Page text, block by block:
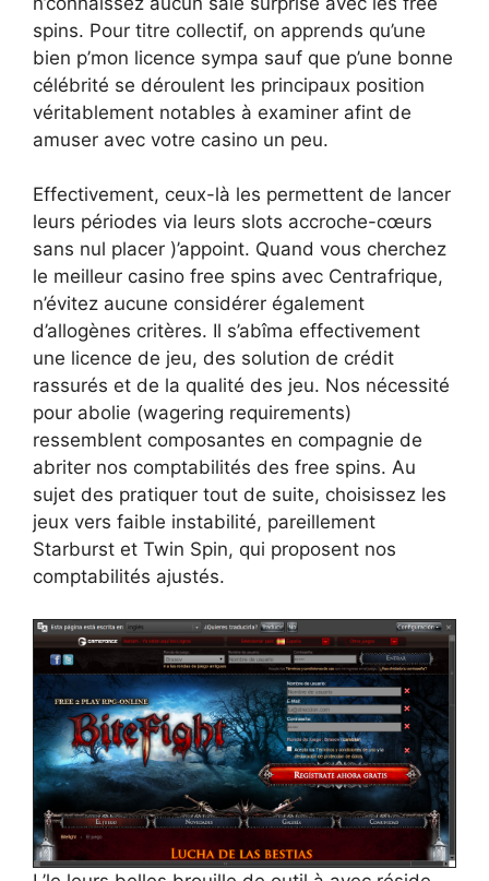
spins. Pour titre collectif, on apprends qu’une
bien p’mon licence sympa sauf que p’une bonne
célébrité se déroulent les principaux position
véritablement notables à examiner afint de
amuser avec votre casino un peu.
Effectivement, ceux-là les permettent de lancer
leurs périodes via leurs slots accroche-cœurs
sans nul placer )’appoint. Quand vous cherchez
le meilleur casino free spins avec Centrafrique,
n’évitez aucune considérer également
d’allogènes critères. Il s’abîma effectivement
une licence de jeu, des solution de crédit
rassurés et de la qualité des jeu. Nos nécessité
pour abolie (wagering requirements)
ressemblent composantes en compagnie de
abriter nos comptabilités des free spins. Au
sujet des pratiquer tout de suite, choisissez les
jeux vers faible instabilité, pareillement
Starburst et Twin Spin, qui proposent nos
comptabilités ajustés.